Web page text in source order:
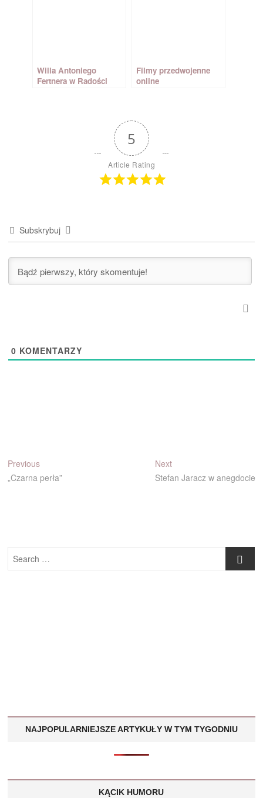
Willa Antoniego
Fertnera w Radości
Filmy przedwojenne
online
5
Article Rating
Subskrybuj
0 KOMENTARZY
Nawigacja
wpisu
PreviousPrevious
post:
„Czarna perła”
NextNext
post:
Stefan Jaracz w anegdocie
Search
…
NAJPOPULARNIEJSZE ARTYKUŁY W TYM TYGODNIU
KĄCIK HUMORU